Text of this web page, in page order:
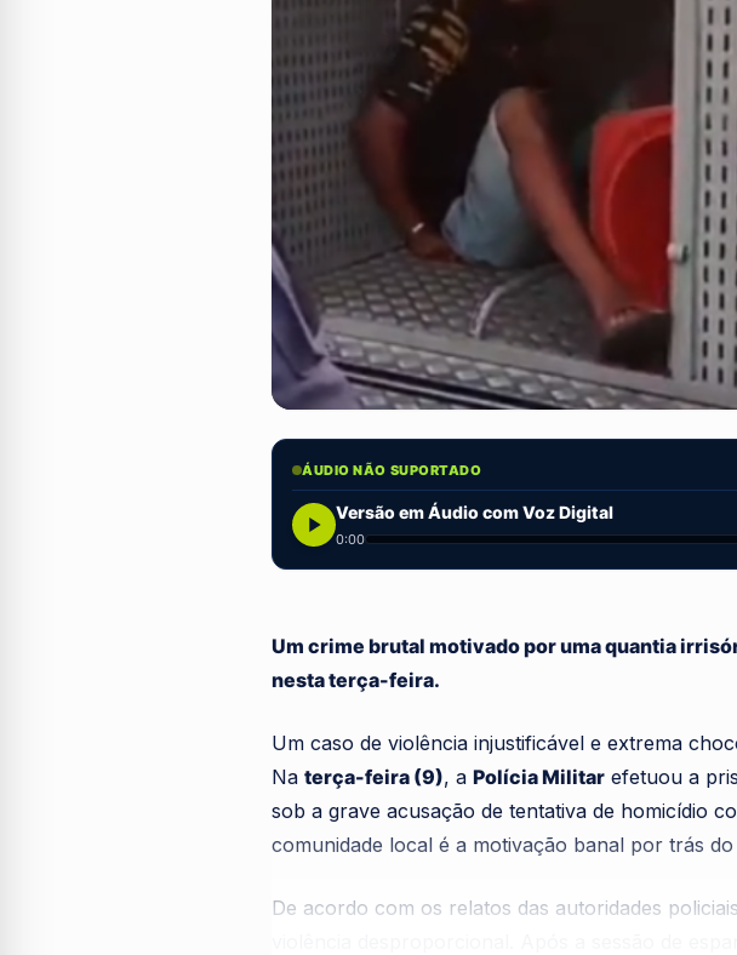
ÁUDIO NÃO SUPORTADO
Versão em Áudio com Voz Digital
0:00
Um crime brutal motivado por uma quantia
nesta terça-feira.
Um caso de violência injustificável e extrema
Na terça-feira (9), a Polícia Militar efetuou a
sob a grave acusação de tentativa de homicídio
comunidade local é a motivação banal por trás
De acordo com os relatos das autoridades